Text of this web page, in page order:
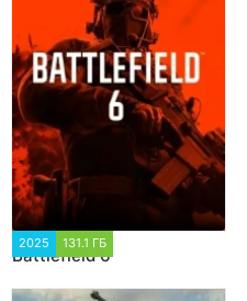
2025 131.1 ГБ
Battlefield 6